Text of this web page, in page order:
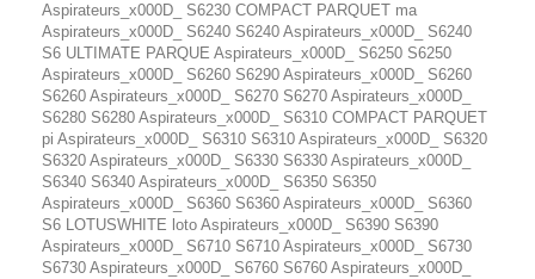
Aspirateurs_x000D_ S6230 COMPACT PARQUET ma
Aspirateurs_x000D_ S6240 S6240 Aspirateurs_x000D_ S6240
S6 ULTIMATE PARQUE Aspirateurs_x000D_ S6250 S6250
Aspirateurs_x000D_ S6260 S6290 Aspirateurs_x000D_ S6260
S6260 Aspirateurs_x000D_ S6270 S6270 Aspirateurs_x000D_
S6280 S6280 Aspirateurs_x000D_ S6310 COMPACT PARQUET
pi Aspirateurs_x000D_ S6310 S6310 Aspirateurs_x000D_ S6320
S6320 Aspirateurs_x000D_ S6330 S6330 Aspirateurs_x000D_
S6340 S6340 Aspirateurs_x000D_ S6350 S6350
Aspirateurs_x000D_ S6360 S6360 Aspirateurs_x000D_ S6360
S6 LOTUSWHITE loto Aspirateurs_x000D_ S6390 S6390
Aspirateurs_x000D_ S6710 S6710 Aspirateurs_x000D_ S6730
S6730 Aspirateurs_x000D_ S6760 S6760 Aspirateurs_x000D_